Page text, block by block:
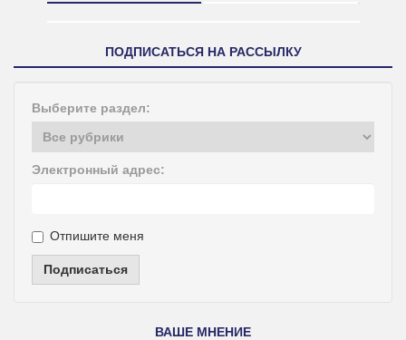
ПОДПИСАТЬСЯ НА РАССЫЛКУ
Выберите раздел:
Электронный адрес:
Отпишите меня
Подписаться
ВАШЕ МНЕНИЕ